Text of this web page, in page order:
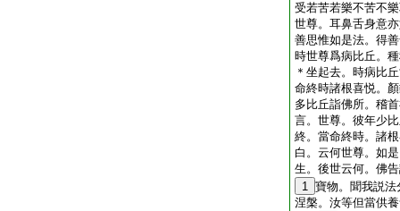
受若苦若樂不苦不
世尊。耳鼻舌身意
善思惟如是法。得
時世尊爲病比丘。
＊坐起去。時病比
命終時諸根喜悦。
多比丘詣佛所。稽
言。世尊。彼年少
終。當命終時。諸
白。云何世尊。如
生。後世云何。佛
1 寶物。聞我説
涅槃。汝等但當供